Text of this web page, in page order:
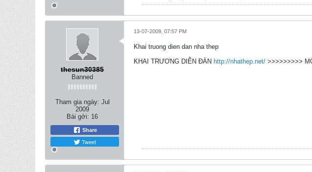
thesun30385
Banned
Tham gia ngày: Jul
2009
Bài gởi: 16
Share
Tweet
13-07-2009, 07:57 PM
Khai truong dien dan nha thep
KHAI TRƯƠNG DIỄN ĐÀN http://nhathep.net/ >>>>>>>>>